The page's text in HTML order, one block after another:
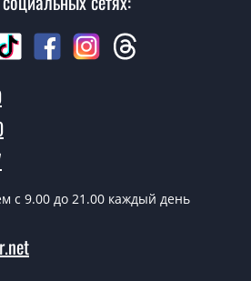
две створки?
нескольких часов, при
складе, либо на следующий
сегодня вызвать
c 9.00 до 21.00 каждый день